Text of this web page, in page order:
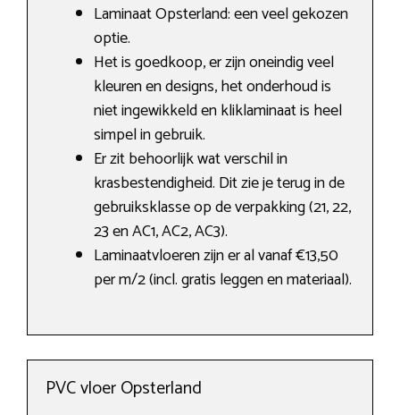
Laminaat Opsterland: een veel gekozen
optie.
Het is goedkoop, er zijn oneindig veel
kleuren en designs, het onderhoud is
niet ingewikkeld en kliklaminaat is heel
simpel in gebruik.
Er zit behoorlijk wat verschil in
krasbestendigheid. Dit zie je terug in de
gebruiksklasse op de verpakking (21, 22,
23 en AC1, AC2, AC3).
Laminaatvloeren zijn er al vanaf €13,50
per m/2 (incl. gratis leggen en materiaal).
PVC vloer Opsterland